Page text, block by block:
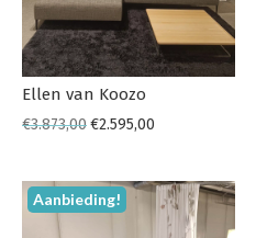
Ellen van Koozo
€3.873,00€2.595,00
Aanbieding!